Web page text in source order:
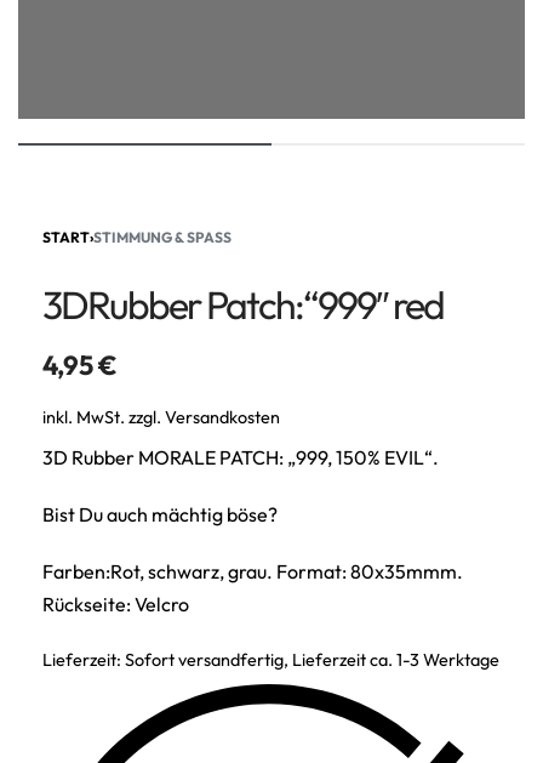
START›STIMMUNG & SPASS
3DRubber Patch:“999″ red
4,95€
inkl. MwSt. zzgl. Versandkosten
3D Rubber MORALE PATCH: „999, 150% EVIL“.
Bist Du auch mächtig böse?
Farben:Rot, schwarz, grau. Format: 80x35mmm.
Rückseite: Velcro
Lieferzeit: Sofort versandfertig, Lieferzeit ca. 1-3 Werktage